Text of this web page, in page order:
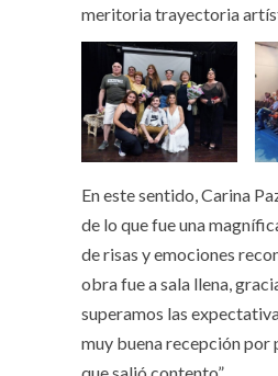
meritoria trayectoria
En este sentido, Carina
de lo que fue una
de risas y emociones
obra fue a sala llena,
superamos las
muy buena recepción por
que salió contento” .